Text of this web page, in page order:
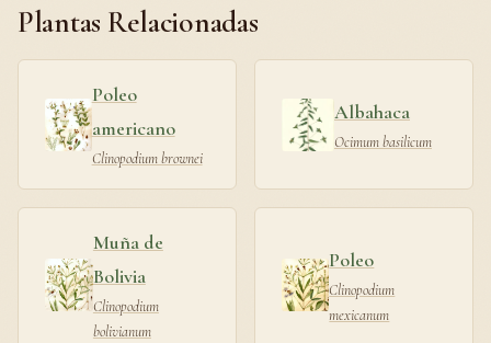
Plantas Relacionadas
Poleo
americano
Clinopodium brownei
Albahaca
Ocimum basilicum
Muña de
Bolivia
Clinopodium
bolivianum
Poleo
Clinopodium
mexicanum